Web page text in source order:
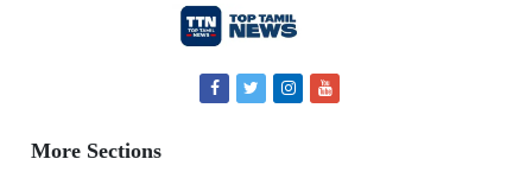
More Sections